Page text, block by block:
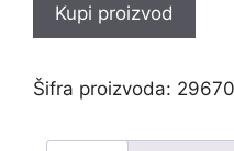
Kupi proizvod
Šifra proizvoda: